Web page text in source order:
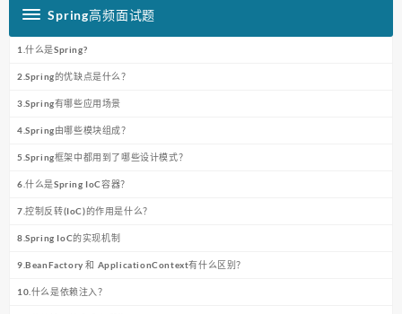
Spring高频面试题
1.什么是Spring?
2.Spring的优缺点是什么？
3.Spring有哪些应用场景
4.Spring由哪些模块组成？
5.Spring框架中都用到了哪些设计模式？
6.什么是Spring IoC容器？
7.控制反转(IoC)的作用是什么？
8.Spring IoC的实现机制
9.BeanFactory 和 ApplicationContext有什么区别？
10.什么是依赖注入？